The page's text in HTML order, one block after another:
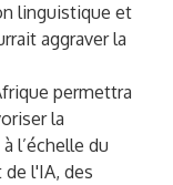
linguistique et
aggraver la
permettra
la
l’échelle du
l'IA, des